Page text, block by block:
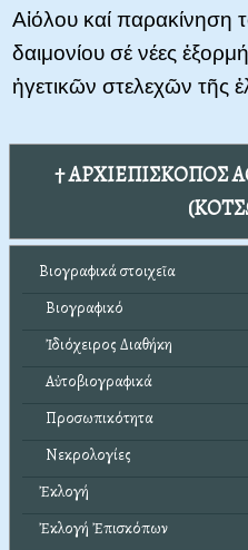
Αἰόλου καί παρακίνηση
δαιμονίου σέ νέες
ἡγετικῶν στελεχῶν τῆς
†
Βιογραφικά στοιχεῖα
Βιογραφικό
Ἰδιόχειρος Διαθήκη
Αὐτοβιογραφικά
Προσωπικότητα
Νεκρολογίες
Ἐκλογή
Ἐκλογή Ἐπισκόπων